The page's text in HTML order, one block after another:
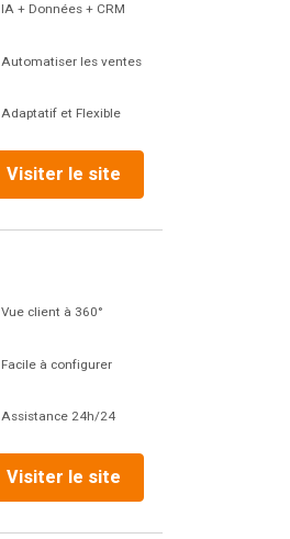
IA + Données + CRM
Automatiser les ventes
Adaptatif et Flexible
Visiter le site
Vue client à 360°
Facile à configurer
Assistance 24h/24
Visiter le site